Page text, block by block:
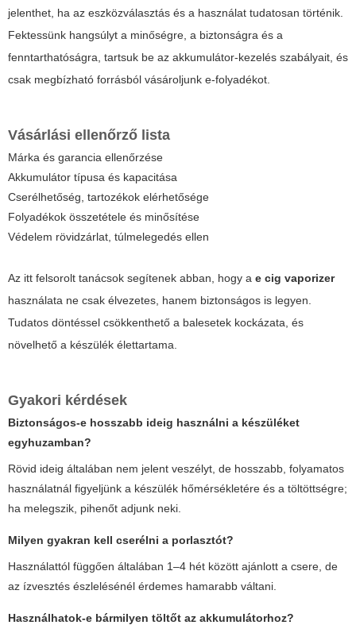
jelenthet, ha az eszközválasztás és a használat tudatosan történik.
Fektessünk hangsúlyt a minőségre, a biztonságra és a
fenntarthatóságra, tartsuk be az akkumulátor-kezelés szabályait, és
csak megbízható forrásból vásároljunk e-folyadékot.
Vásárlási ellenőrző lista
Márka és garancia ellenőrzése
Akkumulátor típusa és kapacitása
Cserélhetőség, tartozékok elérhetősége
Folyadékok összetétele és minősítése
Védelem rövidzárlat, túlmelegedés ellen
Az itt felsorolt tanácsok segítenek abban, hogy a e cig vaporizer
használata ne csak élvezetes, hanem biztonságos is legyen.
Tudatos döntéssel csökkenthető a balesetek kockázata, és
növelhető a készülék élettartama.
Gyakori kérdések
Biztonságos-e hosszabb ideig használni a készüléket
egyhuzamban?
Rövid ideig általában nem jelent veszélyt, de hosszabb, folyamatos
használatnál figyeljünk a készülék hőmérsékletére és a töltöttségre;
ha melegszik, pihenőt adjunk neki.
Milyen gyakran kell cserélni a porlasztót?
Használattól függően általában 1–4 hét között ajánlott a csere, de
az ízvesztés észlelésénél érdemes hamarabb váltani.
Használhatok-e bármilyen töltőt az akkumulátorhoz?